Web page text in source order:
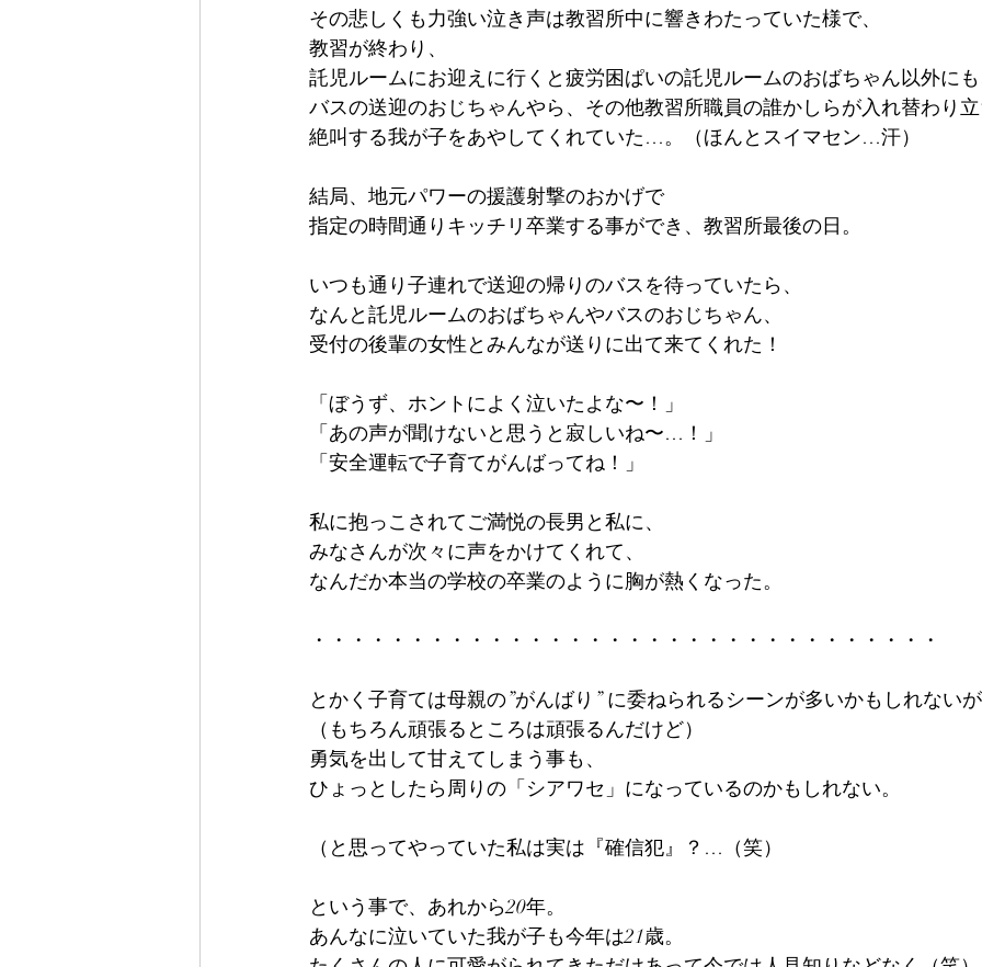
その悲しくも力強い泣き声は教習所中に響きわたっていた様で、
教習が終わり、
託児ルームにお迎えに行くと疲労困ぱいの託児ルームのおばちゃん以外に
バスの送迎のおじちゃんやら、その他教習所職員の誰かしらが入れ替わり
絶叫する我が子をあやしてくれていた…。（ほんとスイマセン…汗）
結局、地元パワーの援護射撃のおかげで
指定の時間通りキッチリ卒業する事ができ、教習所最後の日。
いつも通り子連れで送迎の帰りのバスを待っていたら、
なんと託児ルームのおばちゃんやバスのおじちゃん、
受付の後輩の女性とみんなが送りに出て来てくれた！
「ぼうず、ホントによく泣いたよな〜！」
「あの声が聞けないと思うと寂しいね〜…！」
「安全運転で子育てがんばってね！」
私に抱っこされてご満悦の長男と私に、
みなさんが次々に声をかけてくれて、
なんだか本当の学校の卒業のように胸が熱くなった。
・・・・・・・・・・・・・・・・・・・・・・・・・・・・・・・・
とかく子育ては母親の”がんばり” に委ねられるシーンが多いかもしれない
（もちろん頑張るところは頑張るんだけど）
勇気を出して甘えてしまう事も、
ひょっとしたら周りの「シアワセ」になっているのかもしれない。
（と思ってやっていた私は実は『確信犯』？…（笑）
という事で、あれから20年。
あんなに泣いていた我が子も今年は21歳。